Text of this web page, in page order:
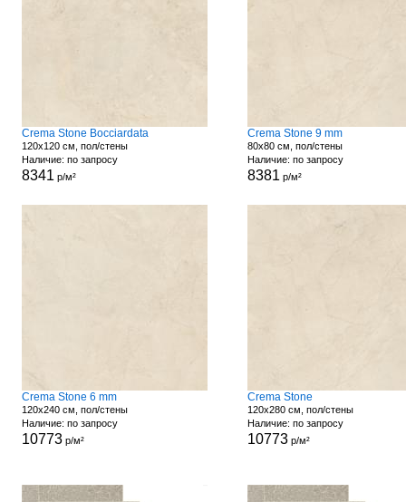
Crema Stone Bocciardata
120x120 см, пол/стены
Наличие: по запросу
8341 р/м²
Crema Stone 9 mm
80x80 см, пол/стены
Наличие: по запросу
8381 р/м²
Crema Stone 6 mm
120x240 см, пол/стены
Наличие: по запросу
10773р/м²
Crema Stone
120x280 см, пол/стены
Наличие: по запросу
10773р/м²